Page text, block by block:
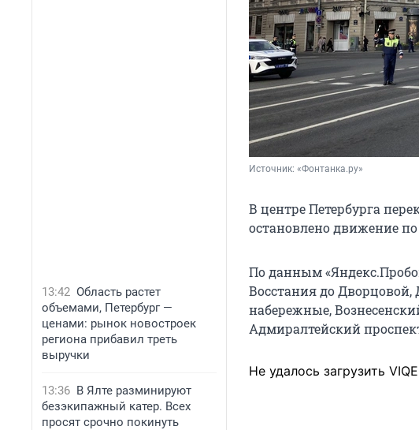
13:42 Область растет
объемами, Петербург —
ценами: рынок новостроек
региона прибавил треть
выручки
13:36 В Ялте разминируют
безэкипажный катер. Всех
просят срочно покинуть
Источник: «Фонтанка.ру»
В центре Петербурга
остановлено движение
По данным
Восстания до
набережные,
Адмиралтейский
Не удалось загрузить